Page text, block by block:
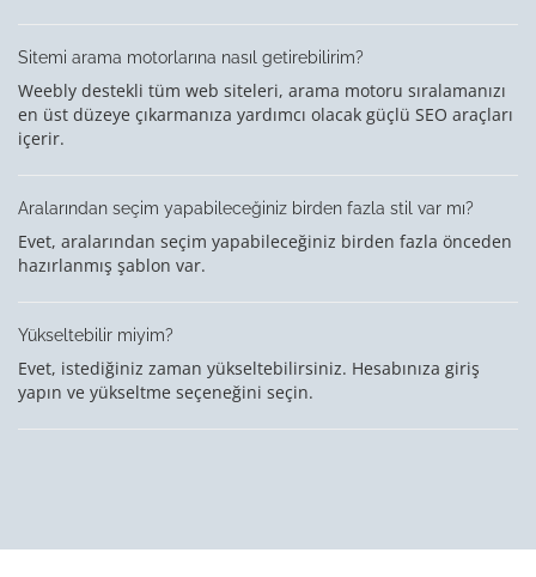
Sitemi arama motorlarına nasıl getirebilirim?
Weebly destekli tüm web siteleri, arama motoru sıralamanızı
en üst düzeye çıkarmanıza yardımcı olacak güçlü SEO araçları
içerir.
Aralarından seçim yapabileceğiniz birden fazla stil var mı?
Evet, aralarından seçim yapabileceğiniz birden fazla önceden
hazırlanmış şablon var.
Yükseltebilir miyim?
Evet, istediğiniz zaman yükseltebilirsiniz. Hesabınıza giriş
yapın ve yükseltme seçeneğini seçin.